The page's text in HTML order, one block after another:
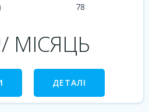
78
/ МІСЯЦЬ
ДЕТАЛІ